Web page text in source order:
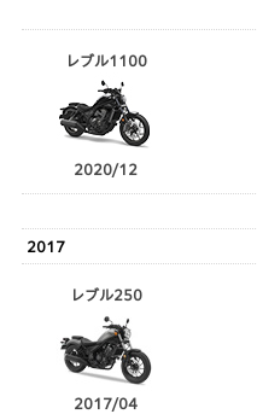
レブル1100
2020/12
2017
レブル250
2017/04